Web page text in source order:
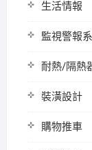
生活情報
監視警報
耐熱/隔熱
裝潢設計
購物推車